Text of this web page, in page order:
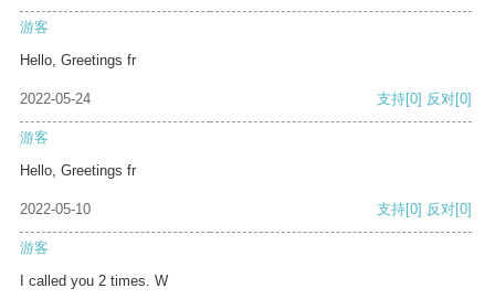
游客
Hello, Greetings fr
2022-05-24 支持[0] 反对[0]
游客
Hello, Greetings fr
2022-05-10 支持[0] 反对[0]
游客
I called you 2 times. W